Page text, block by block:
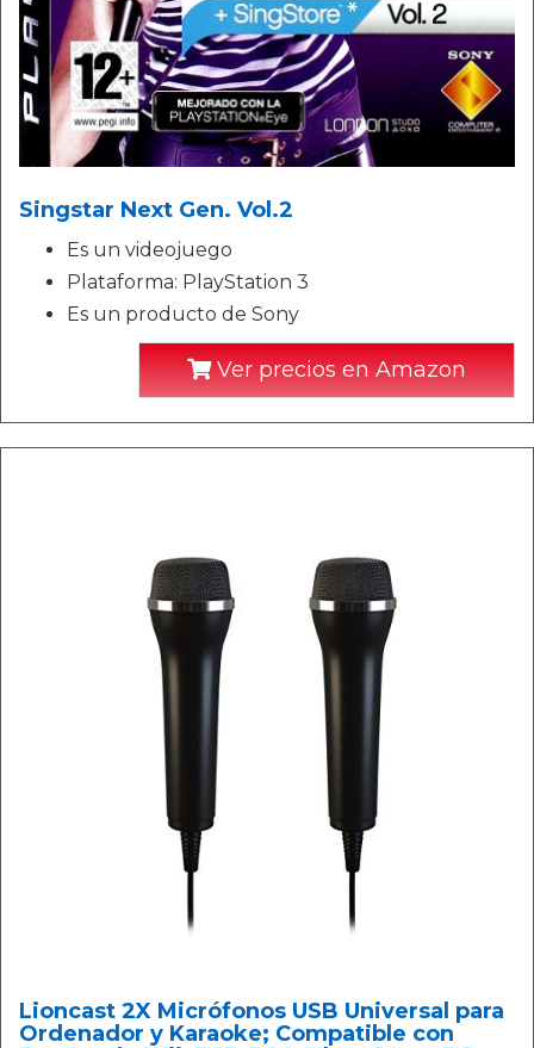
Singstar Next Gen. Vol.2
Es un videojuego
Plataforma: PlayStation 3
Es un producto de Sony
Ver precios en Amazon
Lioncast 2X Micrófonos USB Universal para
Ordenador y Karaoke; Compatible con